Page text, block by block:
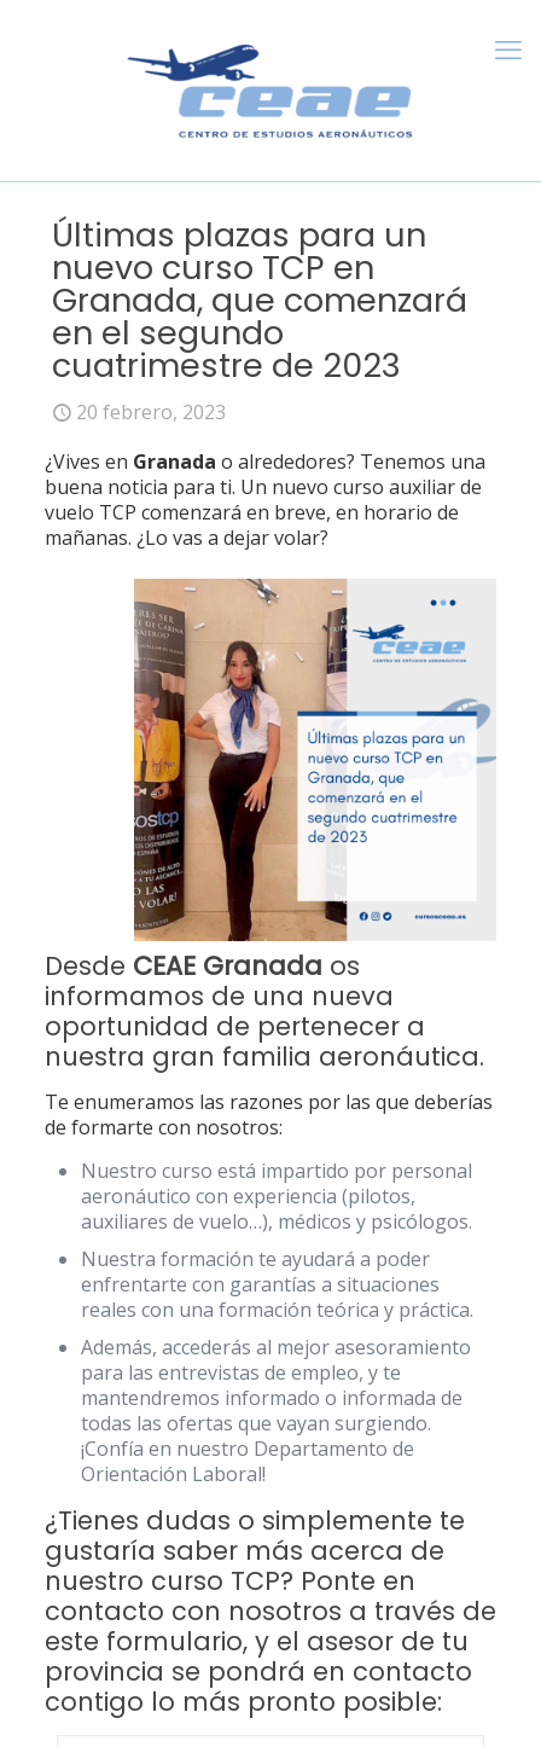
Últimas plazas para un
nuevo curso TCP en
Granada, que comenzará
en el segundo
cuatrimestre de 2023
20 febrero, 2023
¿Vives en Granada o alrededores? Tenemos una
buena noticia para ti. Un nuevo curso auxiliar de
vuelo TCP comenzará en breve, en horario de
mañanas. ¿Lo vas a dejar volar?
Desde CEAE Granada os
informamos de una nueva
oportunidad de pertenecer a
nuestra gran familia aeronáutica.
Te enumeramos las razones por las que deberías
de formarte con nosotros:
Nuestro curso está impartido por personal
aeronáutico con experiencia (pilotos,
auxiliares de vuelo…), médicos y psicólogos.
Nuestra formación te ayudará a poder
enfrentarte con garantías a situaciones
reales con una formación teórica y práctica.
Además, accederás al mejor asesoramiento
para las entrevistas de empleo, y te
mantendremos informado o informada de
todas las ofertas que vayan surgiendo.
¡Confía en nuestro Departamento de
Orientación Laboral!
¿Tienes dudas o simplemente te
gustaría saber más acerca de
nuestro curso TCP? Ponte en
contacto con nosotros a través de
este formulario, y el asesor de tu
provincia se pondrá en contacto
contigo lo más pronto posible: